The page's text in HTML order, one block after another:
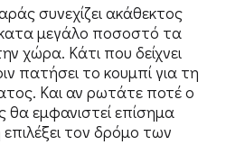
συνεχίζει ακάθεκτος
κατα μεγάλο ποσοστό τα
χώρα. Κάτι που δείχνει
πατήσει το κουμπί για τη
Και αν ρωτάτε ποτέ ο
εμφανιστεί επίσημα
τον δρόμο των